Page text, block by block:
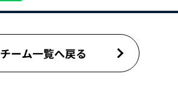
チーム一覧へ戻る